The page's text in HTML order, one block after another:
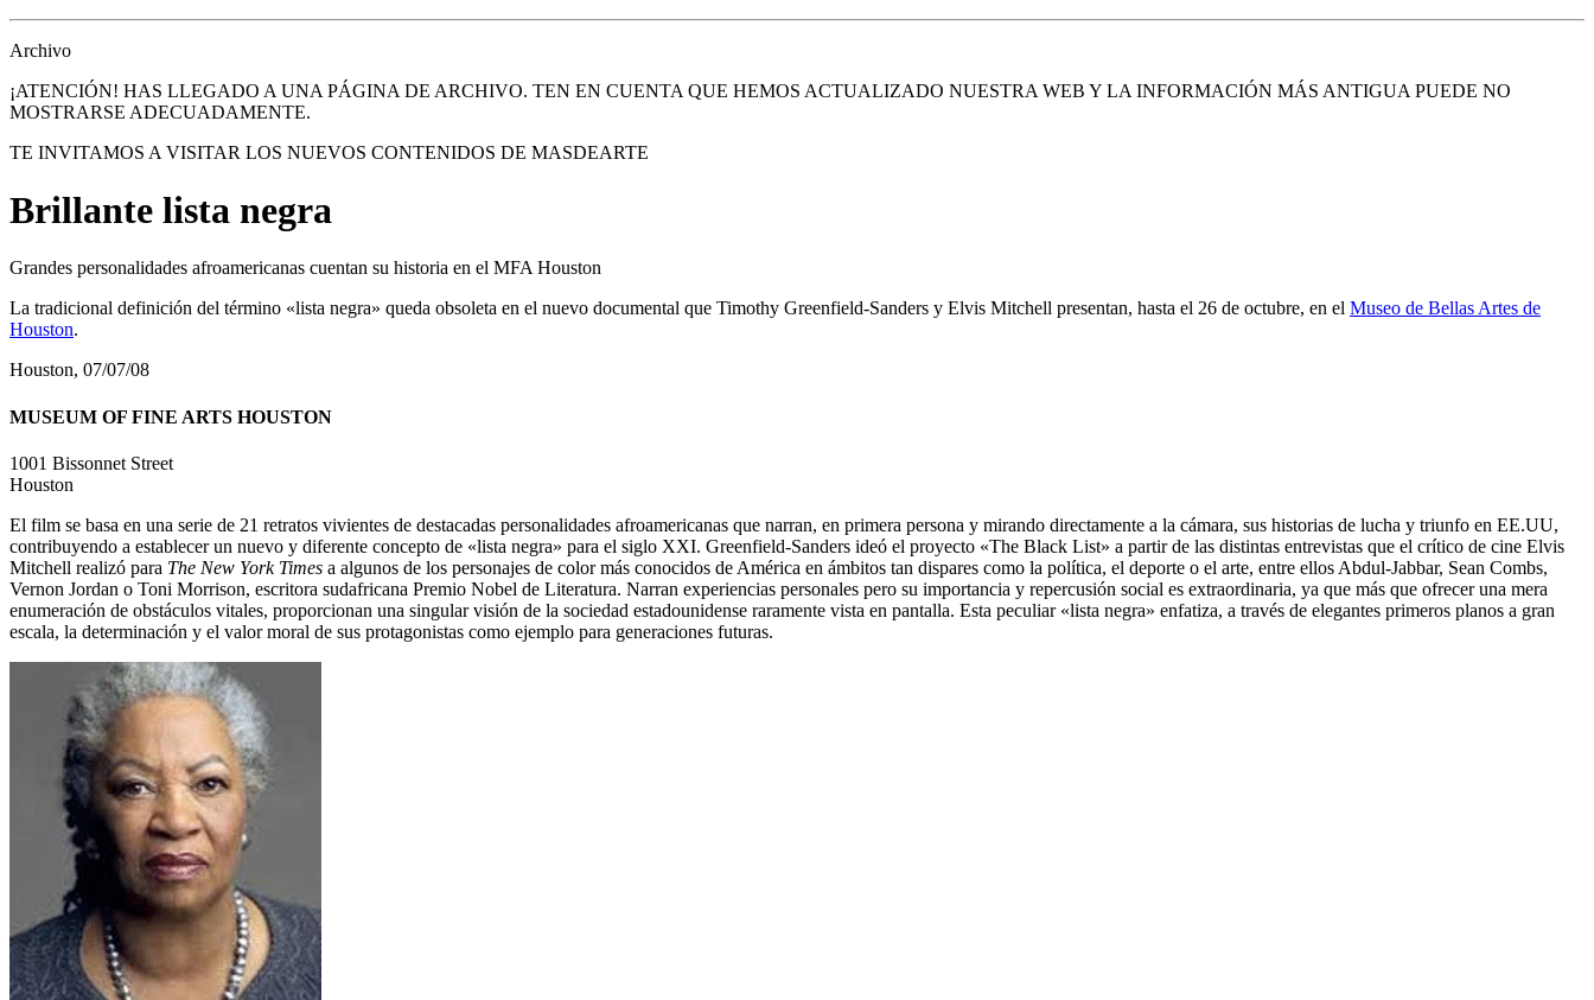
Archivo
¡ATENCIÓN! HAS LLEGADO A UNA PÁGINA DE ARCHIVO. TEN EN CUENTA QUE HEMOS ACTUALIZADO NUESTRA WEB Y LA INFORMACIÓN MÁS ANTIGUA PUEDE NO
MOSTRARSE ADECUADAMENTE.
TE INVITAMOS A VISITAR LOS NUEVOS CONTENIDOS DE MASDEARTE
Brillante lista negra
Grandes personalidades afroamericanas cuentan su historia en el MFA Houston
La tradicional definición del término «lista negra» queda obsoleta en el nuevo documental que Timothy Greenfield-Sanders y Elvis Mitchell presentan, hasta el 26 de octubre, en el Museo de Bellas Artes de
Houston.
Houston, 07/07/08
MUSEUM OF FINE ARTS HOUSTON
1001 Bissonnet Street
Houston
El film se basa en una serie de 21 retratos vivientes de destacadas personalidades afroamericanas que narran, en primera persona y mirando directamente a la cámara, sus historias de lucha y triunfo en EE.UU,
contribuyendo a establecer un nuevo y diferente concepto de «lista negra» para el siglo XXI. Greenfield-Sanders ideó el proyecto «The Black List» a partir de las distintas entrevistas que el crítico de cine Elvis
Mitchell realizó para The New York Times a algunos de los personajes de color más conocidos de América en ámbitos tan dispares como la política, el deporte o el arte, entre ellos Abdul-Jabbar, Sean Combs,
Vernon Jordan o Toni Morrison, escritora sudafricana Premio Nobel de Literatura. Narran experiencias personales pero su importancia y repercusión social es extraordinaria, ya que más que ofrecer una mera
enumeración de obstáculos vitales, proporcionan una singular visión de la sociedad estadounidense raramente vista en pantalla. Esta peculiar «lista negra» enfatiza, a través de elegantes primeros planos a gran
escala, la determinación y el valor moral de sus protagonistas como ejemplo para generaciones futuras.